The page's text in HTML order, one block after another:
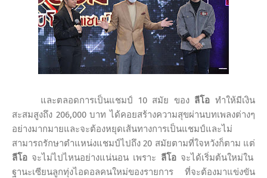
และตลอดการเป็นแชมป์ 10 สมัย ของ ลีโอ ทำให้มีเงิน
สะสมสูงถึง 206,000บาท ได้คอยสร้างความสุขผ่านบทเพลงต่างๆ
อย่างมากมายและจะต้องหยุดเส้นทางการเป็นแชมป์และไม่
สามารถรักษาตำแหน่งแชมป์ไปถึง20 สมัยตามที่ใจหวังก็ตาม แต่
ลีโอ จะไม่ไปไหนอย่างแน่นอน เพราะ ลีโอ จะได้เริ่มต้นใหม่ใน
ฐานะเซียนลูกทุ่งไอดอลคนใหม่ของรายการ ที่จะต้องมาแข่งขัน